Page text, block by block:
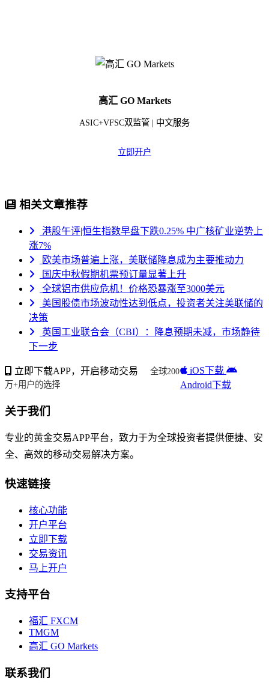
高汇 GO Markets
ASIC+VFSC双监管 | 中文服务
立即开户
相关文章推荐
港股午评|恒生指数早盘下跌0.25% 中广核矿业逆势上
涨7%
欧美市场普遍上涨，美联储降息成为主要推动力
国庆中秋假期机票预订量显著上升
全球铝市供应危机！价格恐暴涨至3000美元
美国股债市场波动性达到低点，投资者关注美联储的
决策
英国工业联合会（CBI）：降息预期未减，市场静待
下一步
立即下载APP，开启移动交易
全球200
万+用户的选择
iOS下载
Android下载
关于我们
专业的黄金交易APP平台，致力于为全球投资者提供便捷、安
全、高效的移动交易解决方案。
快速链接
核心功能
开户平台
立即下载
交易资讯
马上开户
支持平台
福汇 FXCM
TMGM
高汇 GO Markets
联系我们